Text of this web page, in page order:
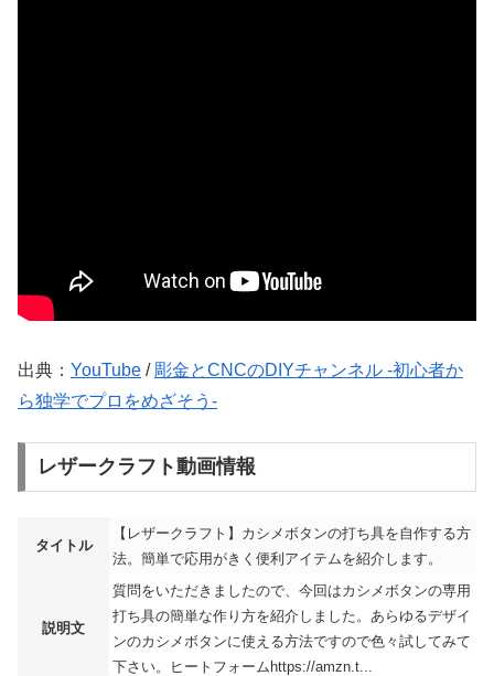
出典： YouTube / 彫金とCNCのDIYチャンネル -初心者か
ら独学でプロをめざそう-
レザークラフト動画情報
タイトル
【レザークラフト】カシメボタンの打ち具を自作する方
法。簡単で応用がきく便利アイテムを紹介します。
説明文
質問をいただきましたので、今回はカシメボタンの専用
打ち具の簡単な作り方を紹介しました。あらゆるデザイ
ンのカシメボタンに使える方法ですので色々試してみて
下さい。ヒートフォームhttps://amzn.t...